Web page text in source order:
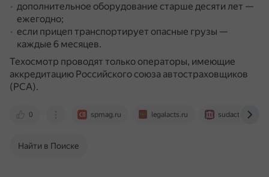
дополнительное оборудование старше десяти лет —
ежегодно;
если прицеп транспортирует опасные грузы —
каждые 6 месяцев.
Техосмотр проводят только операторы, имеющие
аккредитацию Российского союза автостраховщиков
(РСА).
0 spmag.ru legalacts.ru sudact.ru
Найти в Поиске